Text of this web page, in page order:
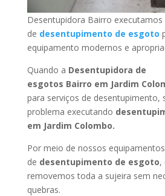
Desentupidora Bairro
de desentupimento de esgoto
equipamento modernos e
Quando a Desentupidora de
esgotos Bairro em Jardim
para serviços de desentupimento,
problema executando
em Jardim Colombo.
Por meio de nossos equipamentos
de desentupimento de esgoto,
removemos toda a sujeira sem
quebras.